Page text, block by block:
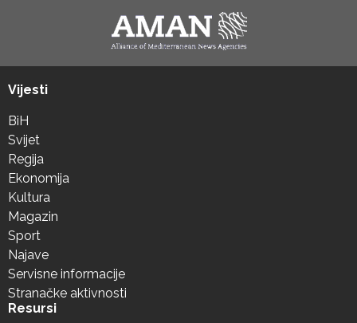
Vijesti
BiH
Svijet
Regija
Ekonomija
Kultura
Magazin
Sport
Najave
Servisne informacije
Stranačke aktivnosti
Resursi